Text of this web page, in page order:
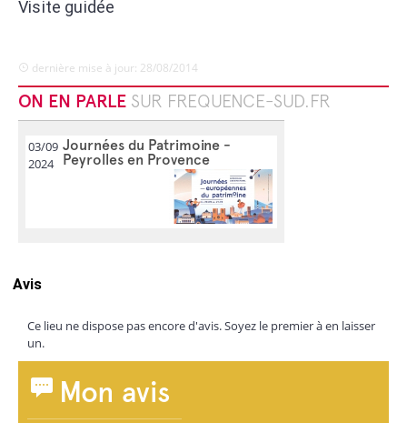
Visite guidée
dernière mise à jour: 28/08/2014
ON EN PARLE SUR FREQUENCE-SUD.FR
03/09
2024
Journées du Patrimoine -
Peyrolles en Provence
Avis
Ce lieu ne dispose pas encore d'avis. Soyez le premier à en laisser
un.
Mon avis